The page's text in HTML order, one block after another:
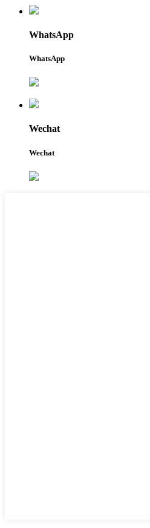
WhatsApp
WhatsApp
Wechat
Wechat